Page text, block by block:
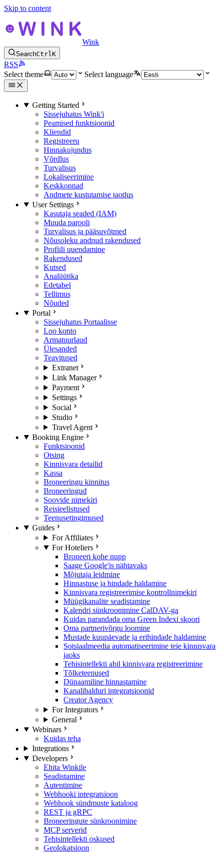
Skip to content
Wink
SearchCtrlK
RSS
Select theme
Select language
Getting Started
Sissejuhatus Wink'i
Peamised funktsioonid
Kliendid
Registreeru
Hinnakujundus
Võrdlus
Turvalisus
Lokaliseerimine
Keskkonnad
Andmete kustutamise taotlus
User Settings
Kasutaja seaded (IAM)
Muuda parooli
Turvalisus ja pääsuvõtmed
Nõusoleku andnud rakendused
Profiili uuendamine
Rakendused
Kutsed
Analüütika
Edetabel
Tellimus
Nõuded
Portal
Sissejuhatus Portaalisse
Loo konto
Armatuurlaud
Ülesanded
Teavitused
Extranet
Link Manager
Payment
Settings
Social
Studio
Travel Agent
Booking Engine
Funktsioonid
Otsing
Kinnisvara detailid
Kassa
Broneeringu kinnitus
Broneeringud
Soovide nimekiri
Reisieelistused
Teenusetingimused
Guides
For Affiliates
For Hoteliers
Broneeri kohe nupp
Saage Google'is nähtavaks
Mõjutaja leidmine
Hinnastuse ja hindade haldamine
Kinnisvara registreerimise kontrollnimekiri
Müügikanalite seadistamine
Kalendri sünkroonimine CalDAV-ga
Kuidas parandada oma Green Indexi skoori
Oma partnerivõrgu loomine
Mustade kuupäevade ja erihindade haldamine
Sotsiaalmeedia automatiseerimine teie kinnisvara
jaoks
Tehisintellekti abil kinnisvara registreerimine
Tõlketeenused
Dünaamiline hinnastamine
Kanalihalduri integratsioonid
Creator Agency
For Integrators
General
Webinars
Kuidas teha
Integrations
Developers
Ehita Winkile
Seadistamine
Autentimine
Webhooki integratsioon
Webhook sündmuste kataloog
REST ja gRPC
Broneeringute sünkroonimine
MCP serverid
Tehisintellekti oskused
Geolokatsioon